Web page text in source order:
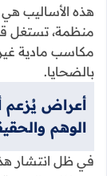
هذه الأساليب
منظمة، تستغل
مكاسب مادية
بالضحايا.
أعراض يُزعم
الوهم
في ظل انتشار